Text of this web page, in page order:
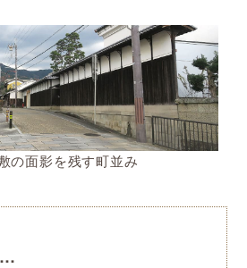
の面影を残す町並み
…